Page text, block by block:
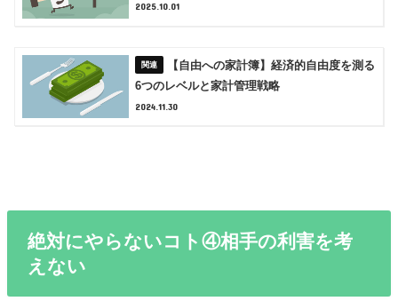
2025.10.01
【自由への家計簿】経済的自由度を測る
6つのレベルと家計管理戦略
2024.11.30
絶対にやらないコト④相手の利害を考
えない